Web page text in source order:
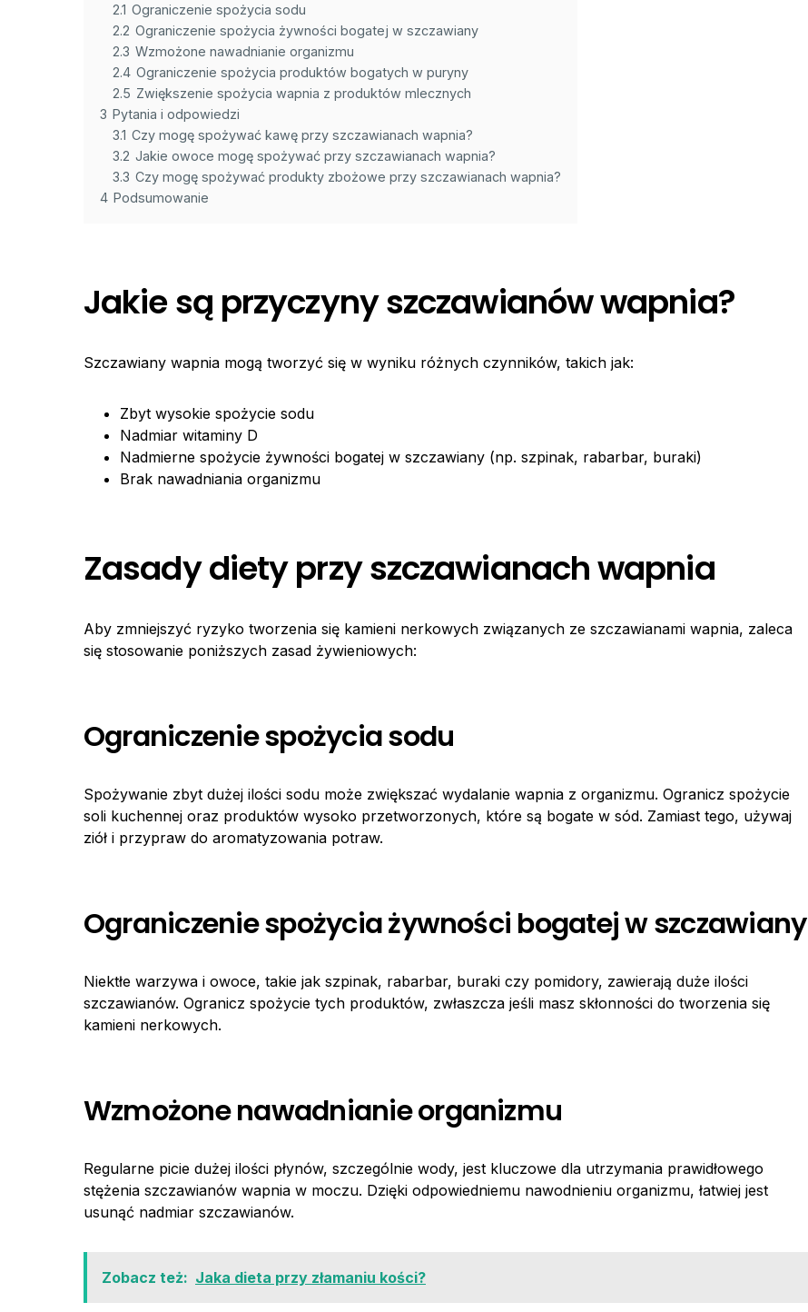
2.1 Ograniczenie spożycia sodu
2.2 Ograniczenie spożycia żywności bogatej w szczawiany
2.3 Wzmożone nawadnianie organizmu
2.4 Ograniczenie spożycia produktów bogatych w puryny
2.5 Zwiększenie spożycia wapnia z produktów mlecznych
3 Pytania i odpowiedzi
3.1 Czy mogę spożywać kawę przy szczawianach wapnia?
3.2 Jakie owoce mogę spożywać przy szczawianach wapnia?
3.3 Czy mogę spożywać produkty zbożowe przy szczawianach wapnia?
4 Podsumowanie
Jakie są przyczyny szczawianów wapnia?
Szczawiany wapnia mogą tworzyć się w wyniku różnych czynników, takich jak:
Zbyt wysokie spożycie sodu
Nadmiar witaminy D
Nadmierne spożycie żywności bogatej w szczawiany (np. szpinak, rabarbar, buraki)
Brak nawadniania organizmu
Zasady diety przy szczawianach wapnia
Aby zmniejszyć ryzyko tworzenia się kamieni nerkowych związanych ze szczawianami wapnia, zaleca
się stosowanie poniższych zasad żywieniowych:
Ograniczenie spożycia sodu
Spożywanie zbyt dużej ilości sodu może zwiększać wydalanie wapnia z organizmu. Ogranicz spożycie
soli kuchennej oraz produktów wysoko przetworzonych, które są bogate w sód. Zamiast tego, używaj
ziół i przypraw do aromatyzowania potraw.
Ograniczenie spożycia żywności bogatej w szczawiany
Niektłe warzywa i owoce, takie jak szpinak, rabarbar, buraki czy pomidory, zawierają duże ilości
szczawianów. Ogranicz spożycie tych produktów, zwłaszcza jeśli masz skłonności do tworzenia się
kamieni nerkowych.
Wzmożone nawadnianie organizmu
Regularne picie dużej ilości płynów, szczególnie wody, jest kluczowe dla utrzymania prawidłowego
stężenia szczawianów wapnia w moczu. Dzięki odpowiedniemu nawodnieniu organizmu, łatwiej jest
usunąć nadmiar szczawianów.
Zobacz też: Jaka dieta przy złamaniu kości?